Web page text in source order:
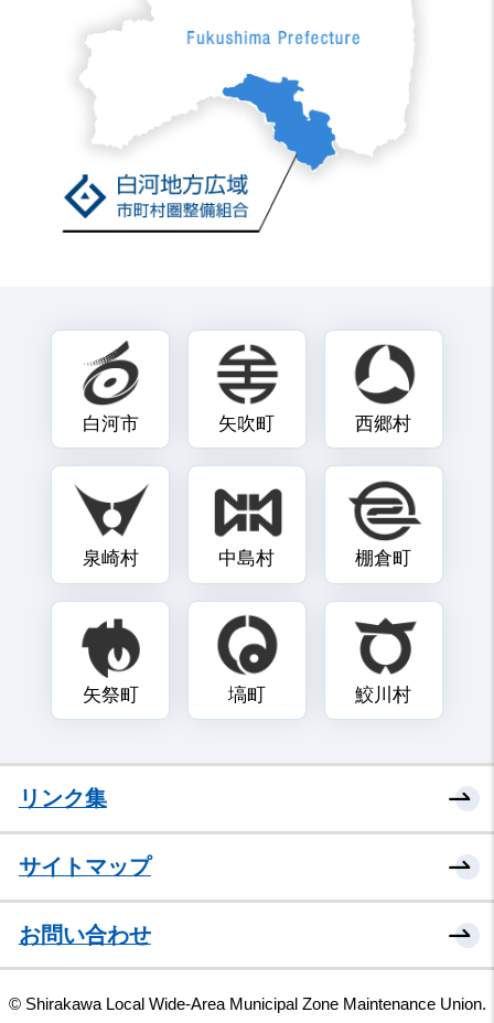
白河市 矢吹町 西郷村
泉崎村 中島村 棚倉町
矢祭町 塙町 鮫川村
リンク集
サイトマップ
お問い合わせ
© Shirakawa Local Wide-Area Municipal Zone Maintenance Union.